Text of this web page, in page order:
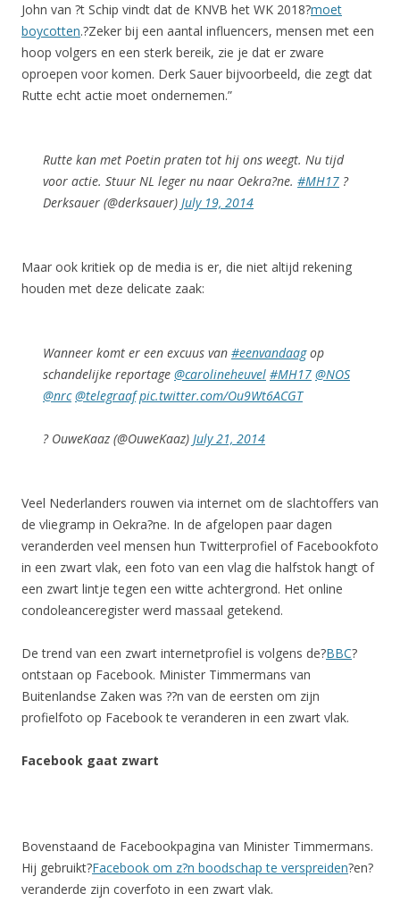
John van ?t Schip vindt dat de KNVB het WK 2018?moet
boycotten.?Zeker bij een aantal influencers, mensen met een
hoop volgers en een sterk bereik, zie je dat er zware
oproepen voor komen. Derk Sauer bijvoorbeeld, die zegt dat
Rutte echt actie moet ondernemen.”
Rutte kan met Poetin praten tot hij ons weegt. Nu tijd
voor actie. Stuur NL leger nu naar Oekra?ne. #MH17 ?
Derksauer (@derksauer) July 19, 2014
Maar ook kritiek op de media is er, die niet altijd rekening
houden met deze delicate zaak:
Wanneer komt er een excuus van #eenvandaagop
schandelijke reportage @carolineheuvel #MH17 @NOS
@nrc @telegraaf pic.twitter.com/Ou9Wt6ACGT
? OuweKaaz (@OuweKaaz) July 21, 2014
Veel Nederlanders rouwen via internet om de slachtoffers van
de vliegramp in Oekra?ne. In de afgelopen paar dagen
veranderden veel mensen hun Twitterprofiel of Facebookfoto
in een zwart vlak, een foto van een vlag die halfstok hangt of
een zwart lintje tegen een witte achtergrond. Het online
condoleanceregister werd massaal getekend.
De trend van een zwart internetprofiel is volgens de?BBC?
ontstaan op Facebook. Minister Timmermans van
Buitenlandse Zaken was ??n van de eersten om zijn
profielfoto op Facebook te veranderen in een zwart vlak.
Facebook gaat zwart
Bovenstaand de Facebookpagina van Minister Timmermans.
Hij gebruikt?Facebook om z?n boodschap te verspreiden?en?
veranderde zijn coverfoto in een zwart vlak.